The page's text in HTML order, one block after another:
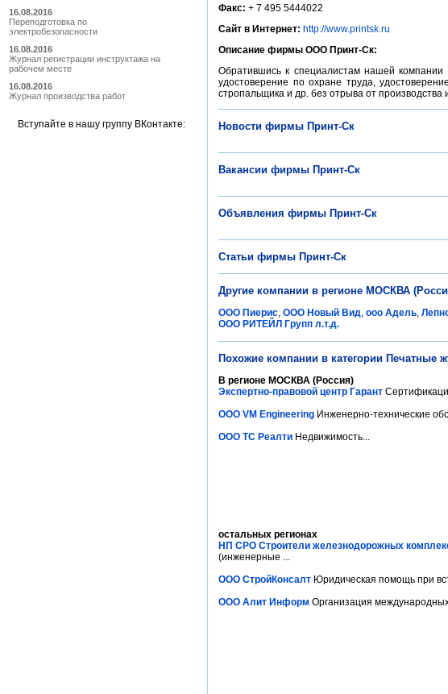
16.08.2016
Переподготовка по
электробезопасности
16.08.2016
Журнал регистрации инструктажа на
рабочем месте
16.08.2016
Журнал производства работ
Вступайте в нашу группу ВКонтакте:
Факс: + 7 495 5444022
Сайт в Интернет: http://www.printsk.ru
Описание фирмы ООО Принт-Ск:
Обратившись к специалистам нашей компании
удостоверение по охране труда,
стропальщика и др. без отрыва от производства
Новости фирмы Принт-Ск
Вакансии фирмы Принт-Ск
Объявления фирмы Принт-Ск
Статьи фирмы Принт-Ск
Другие компании в регионе МОСКВА
ООО Пиерис, ООО Новый Вид, ооо Адель,
ООО РИТЕЙЛ Групп л.т.д.
Похожие компании в категории Печатные
В регионе МОСКВА (Россия)
Экспертно-правовой центр Гарант
ООО VM Engineering Инженерно-технические
ООО ТС Реалти Недвижимость...
остальных регионах
НП СРО Строители железнодорожных
(инженерные ...
ООО СтройКонсалт Юридическая помощь при
ООО Алит Информ Организация